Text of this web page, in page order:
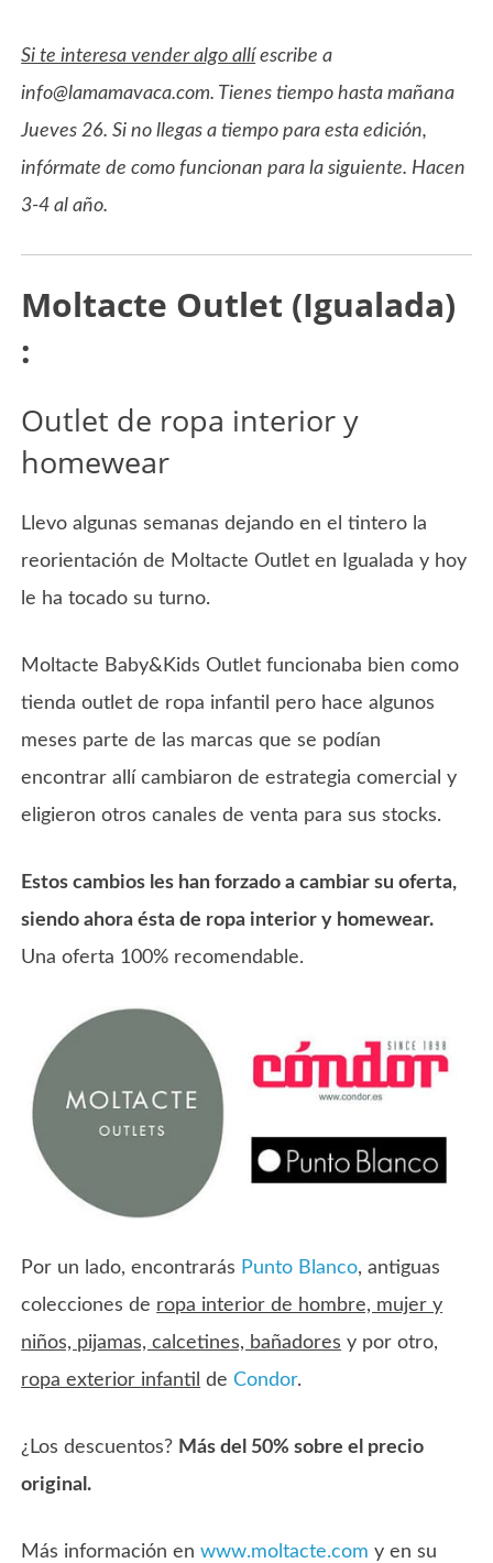
Si te interesa vender algo allí escribe a
info@lamamavaca.com. Tienes tiempo hasta mañana
Jueves 26. Si no llegas a tiempo para esta edición,
infórmate de como funcionan para la siguiente. Hacen
3-4 al año.
Moltacte Outlet (Igualada)
:
Outlet de ropa interior y
homewear
Llevo algunas semanas dejando en el tintero la
reorientación de Moltacte Outlet en Igualada y hoy
le ha tocado su turno.
Moltacte Baby&Kids Outlet funcionaba bien como
tienda outlet de ropa infantil pero hace algunos
meses parte de las marcas que se podían
encontrar allí cambiaron de estrategia comercial y
eligieron otros canales de venta para sus stocks.
Estos cambios les han forzado a cambiar su oferta,
siendo ahora ésta de ropa interior y homewear.
Una oferta 100% recomendable.
Por un lado, encontrarás Punto Blanco, antiguas
colecciones de ropa interior de hombre, mujer y
niños, pijamas, calcetines, bañadores y por otro,
ropa exterior infantil deCondor.
¿Los descuentos? Más del 50% sobre el precio
original.
Más información enwww.moltacte.com y en su